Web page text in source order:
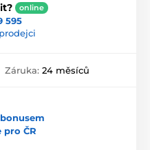
online
595
Záruka: 24 měsíců
ČR